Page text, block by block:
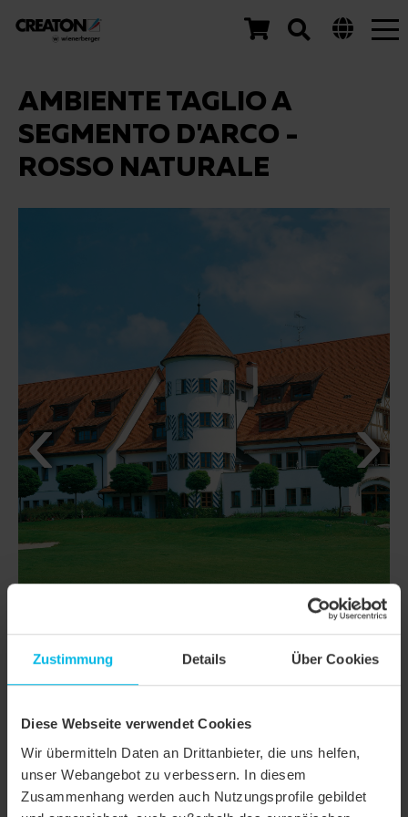
Zustimmung Details Über Cookies
Diese Webseite verwendet Cookies
Wir übermitteln Daten an Drittanbieter, die uns helfen,
unser Webangebot zu verbessern. In diesem
Zusammenhang werden auch Nutzungsprofile gebildet
AMBIENTE TAGLIO A
SEGMENTO D'ARCO -
ROSSO NATURALE
CLASSI
D'ARCO
Famiglia di
prodotto
Tegola a coda di castoro AMBIENTE